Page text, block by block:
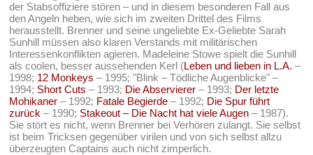
der Stabsoffiziere stören – und in diesem besonderen Fall aus
den Angeln heben, wie sich im zweiten Drittel des Films
herausstellt. Brenner und seine ungeliebte Ex-Geliebte Sarah
Sunhill müssen also klaren Verstands mit militärischen
Interessenkonflikten agieren. Madeleine Stowe spielt die Sunhill
als coolen, besser aussehenden Kerl (Leben und lieben in L.A. –
1998; 12 Monkeys – 1995; "Blink – Tödliche Augenblicke" –
1994; Short Cuts – 1993; Die Abservierer – 1993; Der letzte
Mohikaner – 1992; Fatale Begierde – 1992; Die Spur führt
zurück – 1990; Stakeout – Die Nacht hat viele Augen – 1987).
Sie stört es nicht, wenn Brenner bei Verhören zulangt. Sie selbst
ist beim Tricksen gegenüber virilen und von sich selbst allzu
überzeugten Captains auch nicht zimperlich.